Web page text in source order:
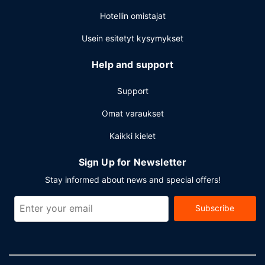
allasbaarissa. Maksullinen tilauksen mukaan valmistettu
aamiainen tarjotaan päivittäin klo 8.00–11.00.
Muut mukavuudet
Käytössäsi on ympäri vuorokauden auki oleva vastaanotto,
kielitaitoinen henkilökunta ja matkatavarasäilytys.
Hotellin omistajat
Usein esitetyt kysymykset
Help and support
Support
Omat varaukset
Kaikki kielet
Sign Up for Newsletter
Stay informed about news and special offers!
Subscribe